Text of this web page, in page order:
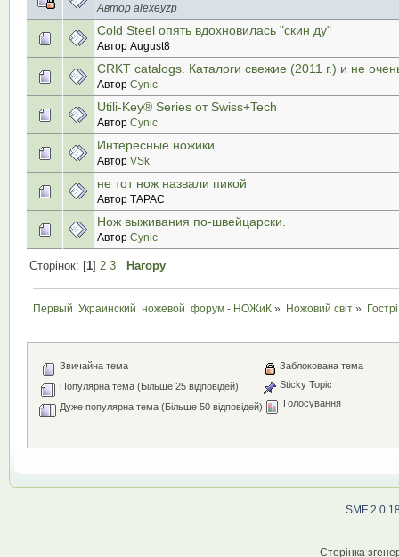
Автор alexeyzp
Cold Steel опять вдохновилась "скин ду"
Автор August8
CRKT catalogs. Каталоги свежие (2011 г.) и не
Автор Cynic
Utili-Key® Series от Swiss+Tech
Автор Cynic
Интересные ножики
Автор VSk
не тот нож назвали пикой
Автор ТАРАС
Нож выживания по-швейцарски.
Автор Cynic
Сторінок: [1] 2 3 Нагору
Первый  Украинский  ножевой  форум - НОЖиК » Ножовий світ »
Звичайна тема
Популярна тема (Більше 25 відповідей)
Дуже популярна тема (Більше 50 відповідей)
Заблокована тема
Sticky Topic
Голосування
SMF
Сторінка